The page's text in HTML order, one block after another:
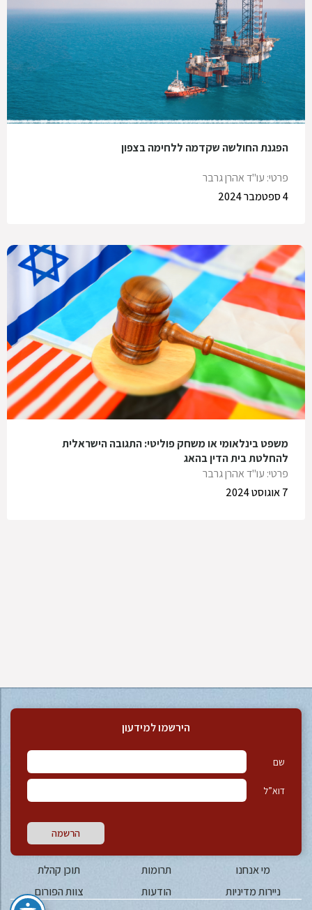
הפגנת החולשה שקדמה ללחימה בצפון
פרטי: עו"ד אהרן גרבר
4 ספטמבר 2024
משפט בינלאומי או משחק פוליטי: התגובה הישראלית
להחלטת בית הדין בהאג
פרטי: עו"ד אהרן גרבר
7 אוגוסט 2024
הירשמו למידעון
שם
דוא”ל
הרשמה
מי אנחנו תרומות
תוכן קהלת
ניירות מדיניות
הודעות צוות הפורום